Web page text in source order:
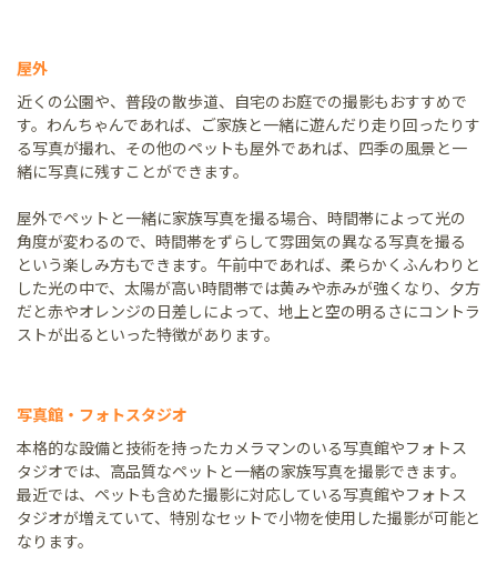
屋外
近くの公園や、普段の散歩道、自宅のお庭での撮影もおすすめで
す。わんちゃんであれば、ご家族と一緒に遊んだり走り回ったりす
る写真が撮れ、その他のペットも屋外であれば、四季の風景と一
緒に写真に残すことができます。
屋外でペットと一緒に家族写真を撮る場合、時間帯によって光の
角度が変わるので、時間帯をずらして雰囲気の異なる写真を撮る
という楽しみ方もできます。午前中であれば、柔らかくふんわりと
した光の中で、太陽が高い時間帯では黄みや赤みが強くなり、夕方
だと赤やオレンジの日差しによって、地上と空の明るさにコントラ
ストが出るといった特徴があります。
写真館・フォトスタジオ
本格的な設備と技術を持ったカメラマンのいる写真館やフォトス
タジオでは、高品質なペットと一緒の家族写真を撮影できます。
最近では、ペットも含めた撮影に対応している写真館やフォトス
タジオが増えていて、特別なセットで小物を使用した撮影が可能と
なります。